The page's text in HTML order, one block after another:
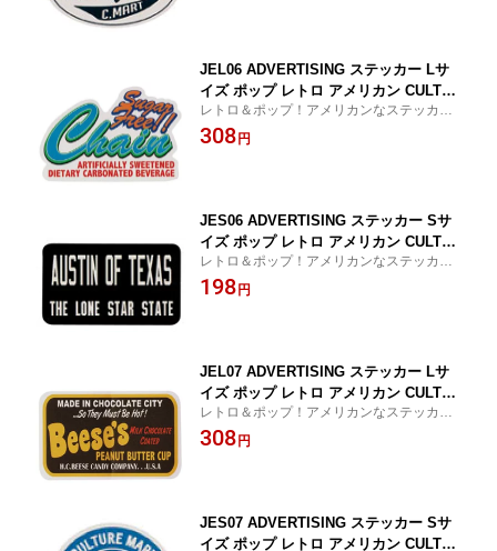
JEL06 ADVERTISING ステッカー Lサ
イズ ポップ レトロ アメリカン CULTUR
E MART ブランド グッズ
レトロ＆ポップ！アメリカンなステッカ
ー！
308円
JES06 ADVERTISING ステッカー Sサ
イズ ポップ レトロ アメリカン CULTUR
E MART ブランド グッズ
レトロ＆ポップ！アメリカンなステッカ
ー！
198円
JEL07 ADVERTISING ステッカー Lサ
イズ ポップ レトロ アメリカン CULTUR
E MART ブランド グッズ
レトロ＆ポップ！アメリカンなステッカ
ー！
308円
JES07 ADVERTISING ステッカー Sサ
イズ ポップ レトロ アメリカン CULTUR